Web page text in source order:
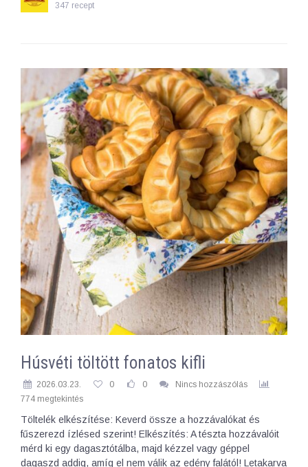
347 recept
Húsvéti töltött fonatos kifli
2026.03.23. 0 0
Nincs hozzászólás
774 megtekintés
Töltelék elkészítése: Keverd össze a hozzávalókat és
fűszerezd ízlésed szerint! Elkészítés: A tészta hozzávalóit
mérd ki egy dagasztótálba, majd kézzel vagy géppel
dagaszd addig, amíg el nem válik az edény falától! Letakarva